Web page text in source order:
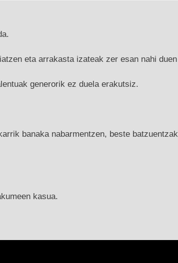
eta arrakasta izateak zer esan nahi
generorik ez duela erakutsiz.
banaka nabarmentzen, beste
kasua.